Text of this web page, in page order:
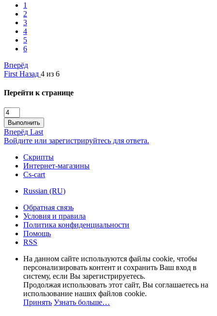
1
2
3
4
5
6
Вперёд
First Назад 4 из 6
Перейти к странице
Выполнить
Вперёд Last
Войдите или зарегистрируйтесь для ответа.
Скрипты
Интернет-магазины
Cs-cart
Russian (RU)
Обратная связь
Условия и правила
Политика конфиденциальности
Помощь
RSS
На данном сайте используются файлы cookie, чтобы
персонализировать контент и сохранить Ваш вход в
систему, если Вы зарегистрируетесь.
Продолжая использовать этот сайт, Вы соглашаетесь на
использование наших файлов cookie.
Принять Узнать больше…